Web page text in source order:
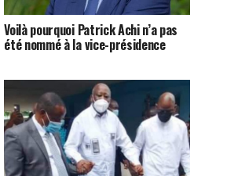
Voilà pourquoi Patrick Achi n’a pas
été nommé à la vice-présidence